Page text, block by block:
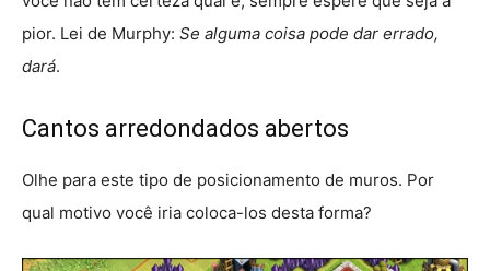
pior. Lei de Murphy: Se alguma coisa pode dar errado,
dará.
Cantos arredondados abertos
Olhe para este tipo de posicionamento de muros. Por
qual motivo você iria coloca-los desta forma?